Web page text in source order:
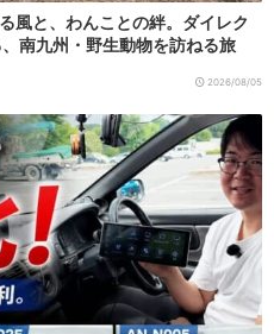
風と、わんことの絆。ダイレク
南九州・野生動物を訪ねる旅
2026/08/05